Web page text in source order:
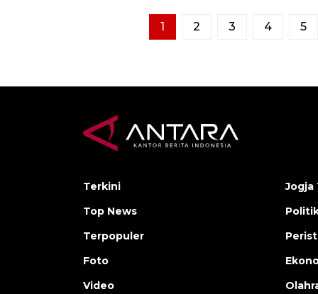
1 2 3 4 5
Terkini
Top News
Terpopuler
Foto
Video
Jogja